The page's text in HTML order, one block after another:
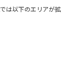
は以下のエリアが拡